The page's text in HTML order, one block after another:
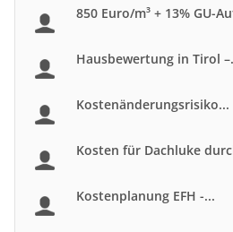
850 Euro/m³ + 13% GU-
Hausbewertung in Tirol
Kostenänderungsrisiko...
Kosten für Dachluke
Kostenplanung EFH -...